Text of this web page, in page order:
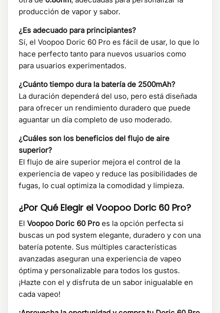
producción de vapor y sabor.
¿Es adecuado para principiantes?
Sí, el Voopoo Doric 60 Pro es fácil de usar, lo que lo
hace perfecto tanto para nuevos usuarios como
para usuarios experimentados.
¿Cuánto tiempo dura la batería de 2500mAh?
La duración dependerá del uso, pero está diseñada
para ofrecer un rendimiento duradero que puede
aguantar un día completo de uso moderado.
¿Cuáles son los beneficios del flujo de aire
superior?
El flujo de aire superior mejora el control de la
experiencia de vapeo y reduce las posibilidades de
fugas, lo cual optimiza la comodidad y limpieza.
¿Por Qué Elegir el Voopoo Doric 60 Pro?
El Voopoo Doric 60 Pro es la opción perfecta si
buscas un pod system elegante, duradero y con una
batería potente. Sus múltiples características
avanzadas aseguran una experiencia de vapeo
óptima y personalizable para todos los gustos.
¡Hazte con el y disfruta de un sabor inigualable en
cada vapeo!